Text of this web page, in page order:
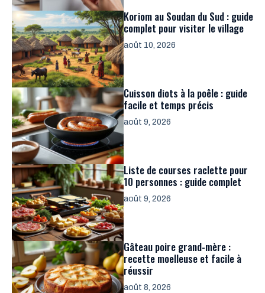
Koriom au Soudan du Sud : guide
complet pour visiter le village
août 10, 2026
Cuisson diots à la poêle : guide
facile et temps précis
août 9, 2026
Liste de courses raclette pour
10 personnes : guide complet
août 9, 2026
Gâteau poire grand-mère :
recette moelleuse et facile à
réussir
août 8, 2026